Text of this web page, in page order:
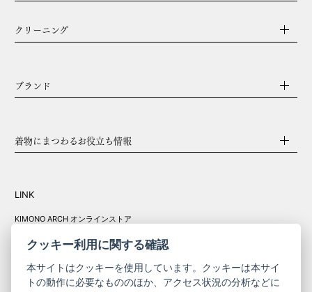
クリーニング
ブランド
着物にまつわるお役立ち情報
LINK
KIMONO ARCH オンラインストア
クッキー利用に関する確認
本サイトはクッキーを使用しています。クッキーは本サイ
トの動作に必要なもののほか、アクセス状況の分析などに